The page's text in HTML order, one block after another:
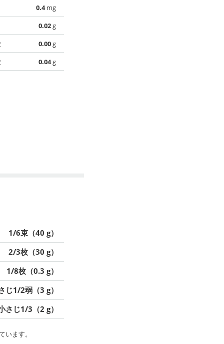
0.4mg
0.02g
0.00g
0.04g
1/6束（40 g）
2/3枚（30 g）
1/8枚（0.3 g）
じ1/2弱（3 g）
さじ1/3（2 g）
ます。